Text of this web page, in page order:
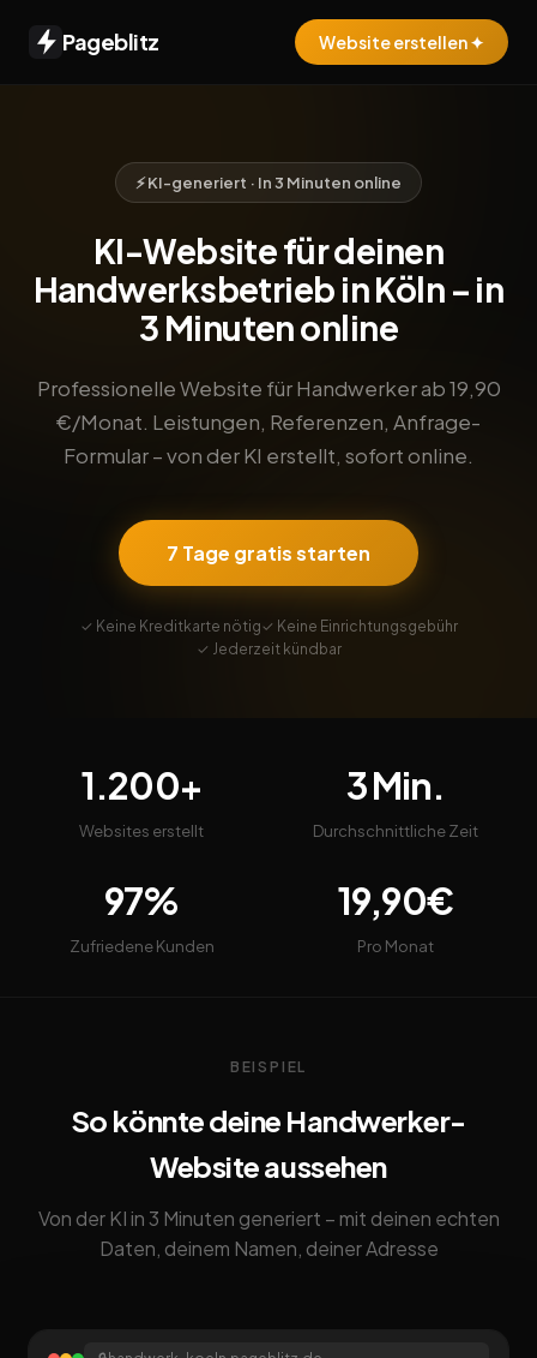
Pageblitz Website erstellen ✦
⚡ KI-generiert · In 3 Minuten online
KI-Website für deinen
Handwerksbetrieb in Köln – in
3 Minuten online
Professionelle Website für Handwerker ab 19,90
€/Monat. Leistungen, Referenzen, Anfrage-
Formular – von der KI erstellt, sofort online.
7 Tage gratis starten
✓ Keine Kreditkarte nötig✓ Keine Einrichtungsgebühr
✓ Jederzeit kündbar
1.200+
Websites erstellt
3 Min.
Durchschnittliche Zeit
97%
Zufriedene Kunden
19,90€
Pro Monat
BEISPIEL
So könnte deine Handwerker-
Website aussehen
Von der KI in 3 Minuten generiert – mit deinen echten
Daten, deinem Namen, deiner Adresse